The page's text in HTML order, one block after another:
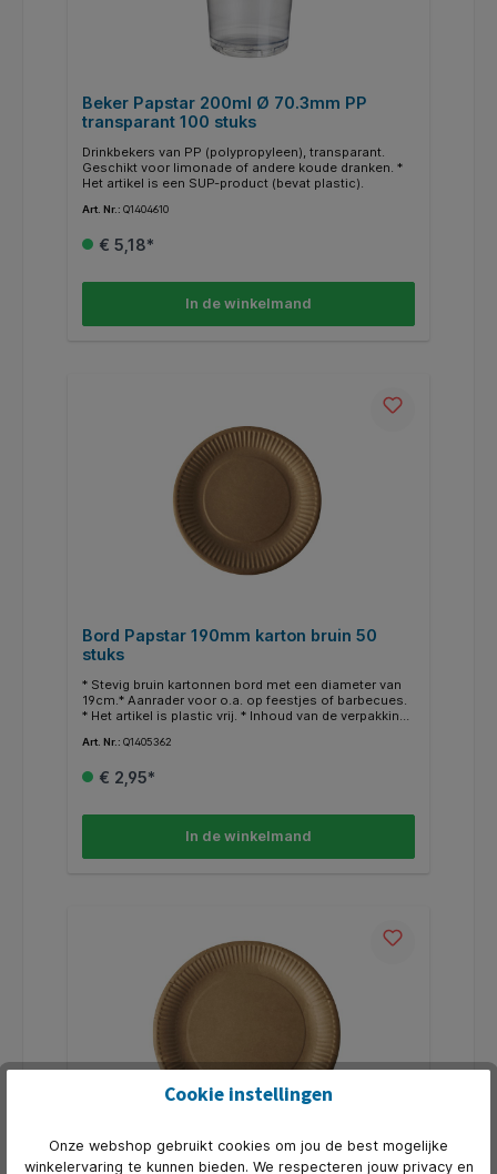
Beker Papstar 200ml Ø 70.3mm PP
transparant 100 stuks
Drinkbekers van PP (polypropyleen), transparant.
Geschikt voor limonade of andere koude dranken. *
Het artikel is een SUP-product (bevat plastic).
Art. Nr.: Q1404610
€ 5,18*
In de winkelmand
Bord Papstar 190mm karton bruin 50
stuks
* Stevig bruin kartonnen bord met een diameter van
19cm.* Aanrader voor o.a. op feestjes of barbecues.
* Het artikel is plastic vrij. * Inhoud van de verpakking
Art. Nr.: Q1405362
€ 2,95*
In de winkelmand
Bord Papstar 230mm karton bruin 50
Cookie instellingen
Onze webshop gebruikt cookies om jou de best mogelijke
winkelervaring te kunnen bieden. We respecteren jouw privacy en